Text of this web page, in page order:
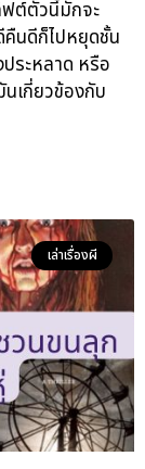
ฟต์ตัวนี้มักจะ
คืนดีก็ไปหยุดชั้น
ระหลาด หรือ
เกี่ยวข้องกับ
เล่าเรื่องผี